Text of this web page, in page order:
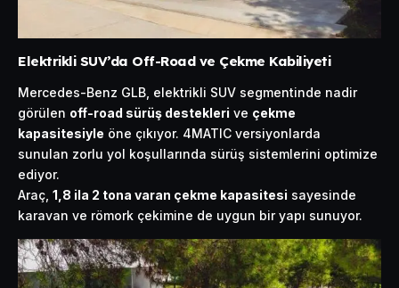
Elektrikli SUV’da Off-Road ve Çekme Kabiliyeti
Mercedes-Benz GLB, elektrikli SUV segmentinde nadir
görülen off-road sürüş destekleri ve çekme
kapasitesiyle öne çıkıyor. 4MATIC versiyonlarda
sunulan zorlu yol koşullarında sürüş sistemlerini optimize
ediyor.
Araç, 1,8 ila 2 tona varan çekme kapasitesi sayesinde
karavan ve römork çekimine de uygun bir yapı sunuyor.